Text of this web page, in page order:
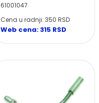
61001047
Cena u radnji: 350 RSD
Web cena: 315 RSD